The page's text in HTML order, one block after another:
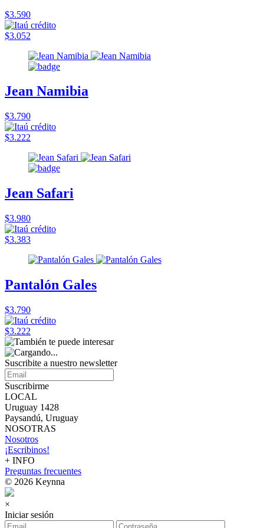
$3.590
$3.052
Jean Namibia
$3.790
$3.222
Jean Safari
$3.980
$3.383
Pantalón Gales
$3.790
$3.222
Suscribite a nuestro newsletter
Suscribirme
LOCAL
Uruguay 1428
Paysandú, Uruguay
NOSOTRAS
Nosotros
¡Escribinos!
+ INFO
Preguntas frecuentes
© 2026 Keynna
×
Iniciar sesión